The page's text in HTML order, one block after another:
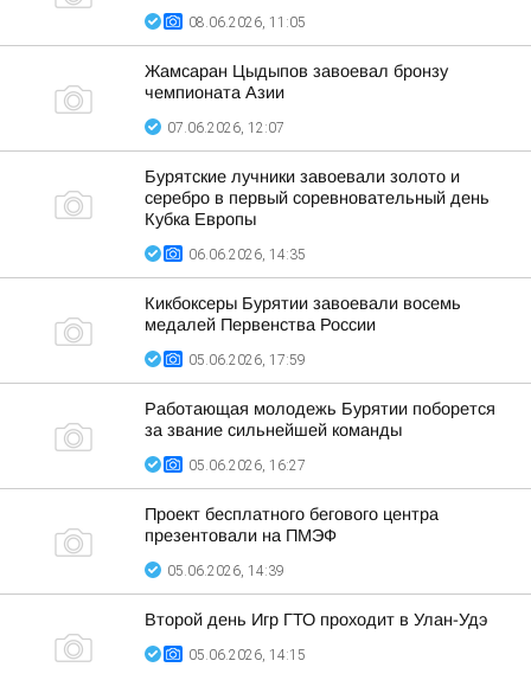
08.06.2026, 11:05
Жамсаран Цыдыпов завоевал бронзу
чемпионата Азии
07.06.2026, 12:07
Бурятские лучники завоевали золото и
серебро в первый соревновательный день
Кубка Европы
06.06.2026, 14:35
Кикбоксеры Бурятии завоевали восемь
медалей Первенства России
05.06.2026, 17:59
Работающая молодежь Бурятии поборется
за звание сильнейшей команды
05.06.2026, 16:27
Проект бесплатного бегового центра
презентовали на ПМЭФ
05.06.2026, 14:39
Второй день Игр ГТО проходит в Улан-Удэ
05.06.2026, 14:15